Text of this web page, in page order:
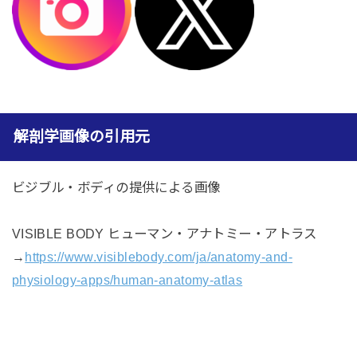
解剖学画像の引用元
ビジブル・ボディの提供による画像
VISIBLE BODY ヒューマン・アナトミー・アトラス
→ https://www.visiblebody.com/ja/anatomy-and-
physiology-apps/human-anatomy-atlas